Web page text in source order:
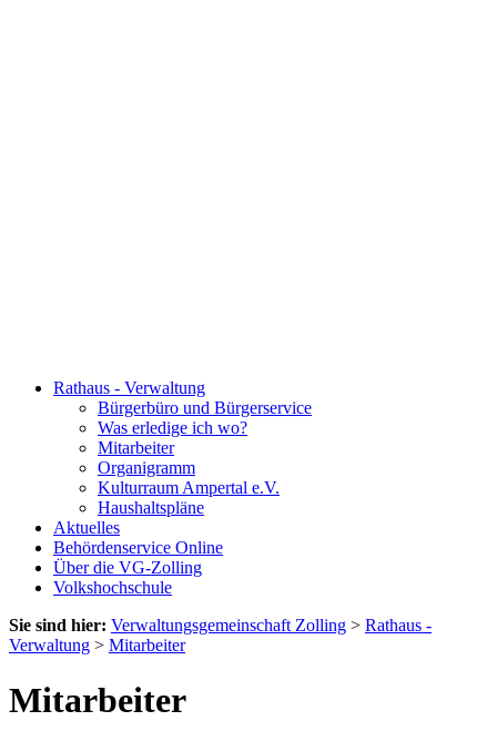
Rathaus - Verwaltung
Bürgerbüro und Bürgerservice
Was erledige ich wo?
Mitarbeiter
Organigramm
Kulturraum Ampertal e.V.
Haushaltspläne
Aktuelles
Behördenservice Online
Über die VG-Zolling
Volkshochschule
Sie sind hier: Verwaltungsgemeinschaft Zolling > Rathaus -
Verwaltung > Mitarbeiter
Mitarbeiter